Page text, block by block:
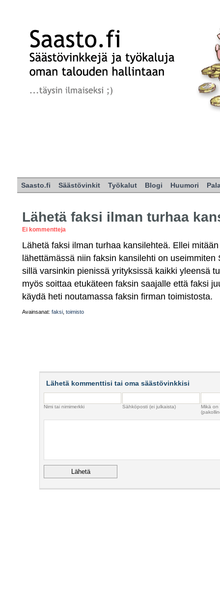
Saasto.fi Säästövinkit Työkalut Blogi Huumori
Lähetä faksi ilman turhaa
Ei kommentteja
Lähetä faksi ilman turhaa kansilehteä. Ellei
lähettämässä niin faksin kansilehti on useimmiten
sillä varsinkin pienissä yrityksissä kaikki yleensä
myös soittaa etukäteen faksin saajalle että faksi
käydä heti noutamassa faksin firman toimistosta.
Avainsanat: faksi toimisto
Lähetä kommenttisi tai oma säästövinkkisi
Nimi tai nimimerkki Sähköposti (ei julkaista)
Mikä